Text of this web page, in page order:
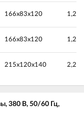
166х83х120 1,2
166х83х120 1,2
215х120х140 2,25
380 В, 50/60 Гц,